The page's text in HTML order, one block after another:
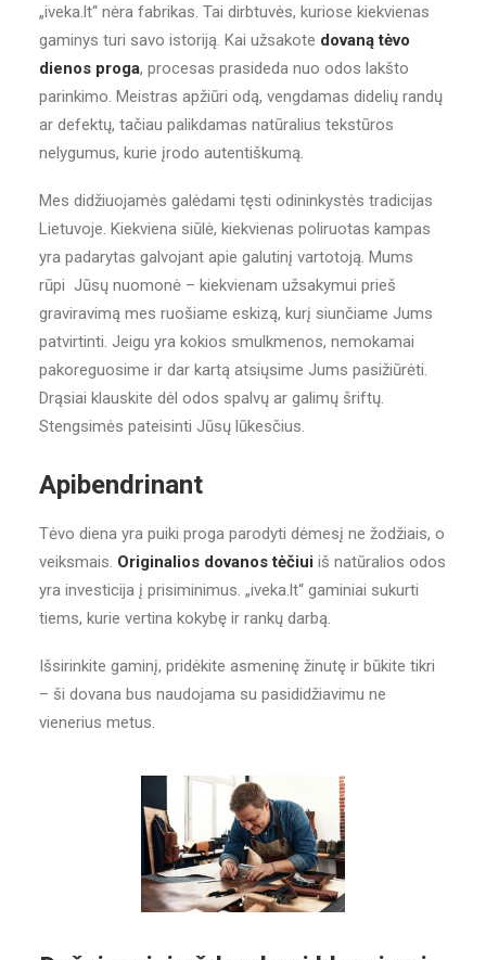
„iveka.lt“ nėra fabrikas. Tai dirbtuvės, kuriose kiekvienas
gaminys turi savo istoriją. Kai užsakote dovaną tėvo
dienos proga, procesas prasideda nuo odos lakšto
parinkimo. Meistras apžiūri odą, vengdamas didelių randų
ar defektų, tačiau palikdamas natūralius tekstūros
nelygumus, kurie įrodo autentiškumą.
Mes didžiuojamės galėdami tęsti odininkystės tradicijas
Lietuvoje. Kiekviena siūlė, kiekvienas poliruotas kampas
yra padarytas galvojant apie galutinį vartotoją. Mums
rūpi Jūsų nuomonė – kiekvienam užsakymui prieš
graviravimą mes ruošiame eskizą, kurį siunčiame Jums
patvirtinti. Jeigu yra kokios smulkmenos, nemokamai
pakoreguosime ir dar kartą atsiųsime Jums pasižiūrėti.
Drąsiai klauskite dėl odos spalvų ar galimų šriftų.
Stengsimės pateisinti Jūsų lūkesčius.
Apibendrinant
Tėvo diena yra puiki proga parodyti dėmesį ne žodžiais, o
veiksmais. Originalios dovanos tėčiui iš natūralios odos
yra investicija į prisiminimus. „iveka.lt“ gaminiai sukurti
tiems, kurie vertina kokybę ir rankų darbą.
Išsirinkite gaminį, pridėkite asmeninę žinutę ir būkite tikri
– ši dovana bus naudojama su pasididžiavimu ne
vienerius metus.